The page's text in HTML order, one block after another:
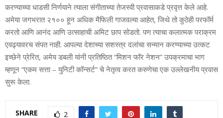
करण्याच्या धाडसी निर्णयाने त्याला संगीताच्या तेजस्वी प्रवासाकडे प्रवृत्त केले आहे.
अमेया जगभरात २१०० हून अधिक मैफिली गाजवल्या आहेत, जिथे तो कुठेही परफॉर्म
करतो आणि आनंद आणि उत्साहाची अमिट छाप सोडतो. पण त्याचा कलात्मक पराक्रम
एवढ्यावरच संपत नाही. आपल्या देशाच्या सशस्त्र दलांचा सन्मान करण्याच्या उत्कट
इच्छेने प्रेरित, अमेय डबली यांनी प्रतिष्ठित “मिशन फॉर नेशन” उपक्रमाचा भाग
म्हणून “एकम सत्ता – युनिटी कॉन्सर्ट” चे नेतृत्व करत करुणेचा एक उल्लेखनीय प्रवास
सुरू केला.
SHARE 2